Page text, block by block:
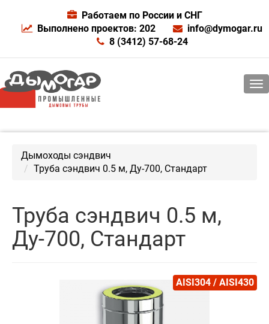
Работаем по России и СНГ
Выполнено проектов: 202
info@dymogar.ru
8 (3412) 57-68-24
Дымоходы сэндвич
Труба сэндвич 0.5 м, Ду-700, Стандарт
Труба сэндвич 0.5 м,
Ду-700, Стандарт
AISI304 / AISI430